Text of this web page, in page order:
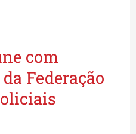
com
Federação